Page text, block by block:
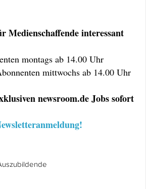
Medienschaffende interessant
montags ab 14.00 Uhr
mittwochs ab 14.00 Uhr
newsroom.de Jobs sofort